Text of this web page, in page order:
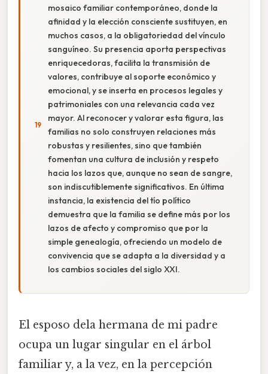
mosaico familiar contemporáneo, donde la
afinidad y la elección consciente sustituyen, en
muchos casos, a la obligatoriedad del vínculo
sanguíneo. Su presencia aporta perspectivas
enriquecedoras, facilita la transmisión de
valores, contribuye al soporte económico y
emocional, y se inserta en procesos legales y
patrimoniales con una relevancia cada vez
mayor. Al reconocer y valorar esta figura, las
familias no solo construyen relaciones más
robustas y resilientes, sino que también
fomentan una cultura de inclusión y respeto
hacia los lazos que, aunque no sean de sangre,
son indiscutiblemente significativos. En última
instancia, la existencia del tío político
demuestra que la familia se define más por los
lazos de afecto y compromiso que por la
simple genealogía, ofreciendo un modelo de
convivencia que se adapta a la diversidad y a
los cambios sociales del siglo XXI.
El esposo dela hermana de mi padre
ocupa un lugar singular en el árbol
familiar y, a la vez, en la percepción